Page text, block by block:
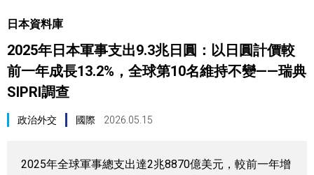
視覺日本
臺灣香港
日本資料庫
2025年日本軍事支出9.3兆日圓：以日圓計價較
前一年成長13.2%，全球第10名維持不變——瑞典
SIPRI調查
政治外交 國際 2026.05.15
2025年全球軍事總支出達2兆8870億美元，較前一年增